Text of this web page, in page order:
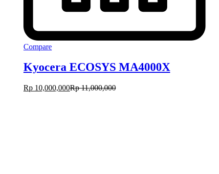
Compare
Kyocera ECOSYS MA4000X
Rp 10,000,000Rp11,000,000